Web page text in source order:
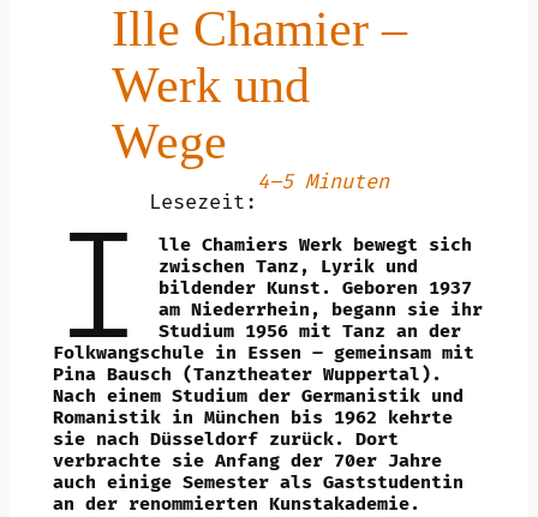
Ille Chamier –
Werk und
Wege
Lesezeit:
4–5 Minuten
I
lle Chamiers Werk bewegt sich
zwischen Tanz, Lyrik und
bildender Kunst. Geboren 1937
am Niederrhein, begann sie ihr
Studium 1956 mit Tanz an der
Folkwangschule in Essen – gemeinsam mit
Pina Bausch (Tanztheater Wuppertal).
Nach einem Studium der Germanistik und
Romanistik in München bis 1962 kehrte
sie nach Düsseldorf zurück. Dort
verbrachte sie Anfang der 70er Jahre
auch einige Semester als Gaststudentin
an der renommierten Kunstakademie.